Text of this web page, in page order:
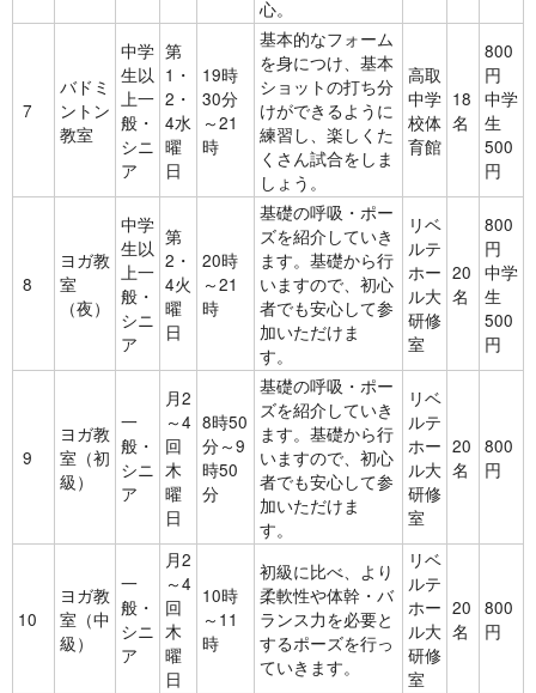
心。
7
バドミ
ントン
教室
中学
生以
上一
般・
シニ
ア
第
1・
2・
4水
曜
日
19時
30分
～21
時
基本的なフォーム
を身につけ、基本
ショットの打ち分
けができるように
練習し、楽しくた
くさん試合をしま
しょう。
高取
中学
校体
育館
18
名
800
円
中学
生
500
円
8
ヨガ教
室
（夜）
中学
生以
上一
般・
シニ
ア
第
2・
4火
曜
日
20時
～21
時
基礎の呼吸・ポー
ズを紹介していき
ます。基礎から行
いますので、初心
者でも安心して参
加いただけま
す。
リベ
ルテ
ホー
ル大
研修
室
20
名
800
円
中学
生
500
円
9
ヨガ教
室（初
級）
一
般・
シニ
ア
月2
～4
回
木
曜
日
8時50
分～9
時50
分
基礎の呼吸・ポー
ズを紹介していき
ます。基礎から行
いますので、初心
者でも安心して参
加いただけま
す。
リベ
ルテ
ホー
ル大
研修
室
20
名
800
円
10
ヨガ教
室（中
級）
一
般・
シニ
ア
月2
～4
回
木
曜
日
10時
～11
時
初級に比べ、より
柔軟性や体幹・バ
ランス力を必要と
するポーズを行っ
ていきます。
リベ
ルテ
ホー
ル大
研修
室
20
名
800
円